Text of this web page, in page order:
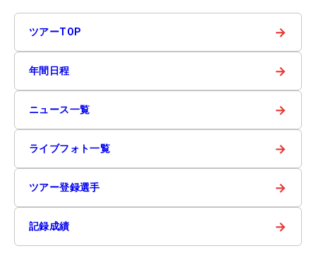
ツアーTOP →
年間日程 →
ニュース一覧 →
ライブフォト一覧 →
ツアー登録選手 →
記録成績 →